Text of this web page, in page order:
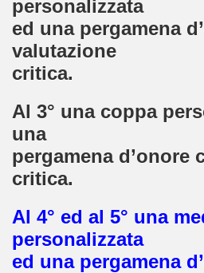
personalizzata
ed una pergamena
valutazione
critica.
Al 3° una coppa
una
pergamena d’onore
critica.
Al 4° ed al 5° una
personalizzata
ed una pergamena
- Comune di Sartirana
LAGO (club unesco tolentino -
- 5° Concorso (25-
2013)
Tradizione e fede"- 9°
MEDIOEVO (F. Squeo - 13-10-